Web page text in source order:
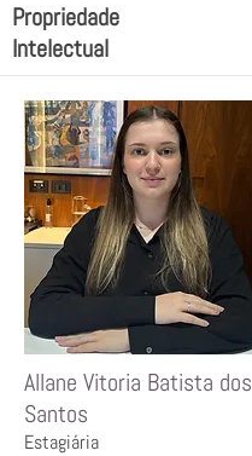
Propriedade
Intelectual
Allane Vitoria Batista dos
Santos
Estagiária